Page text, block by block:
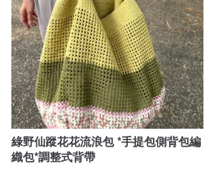
綠野仙蹤花花流浪包 *手提包側背包編
織包*調整式背帶